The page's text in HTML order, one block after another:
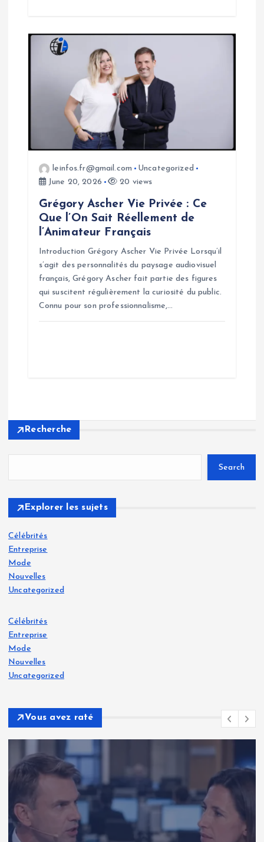
leinfos.fr@gmail.com
Uncategorized
June 20, 2026
20 views
Grégory Ascher Vie Privée : Ce
Que l’On Sait Réellement de
l’Animateur Français
Introduction Grégory Ascher Vie Privée Lorsqu’il
s’agit des personnalités du paysage audiovisuel
français, Grégory Ascher fait partie des figures
qui suscitent régulièrement la curiosité du public.
Connu pour son professionnalisme,…
Recherche
Search
Explorer les sujets
Célébrités
Entreprise
Mode
Nouvelles
Uncategorized
Célébrités
Entreprise
Mode
Nouvelles
Uncategorized
Vous avez raté